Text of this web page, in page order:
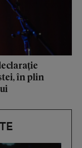
în plin